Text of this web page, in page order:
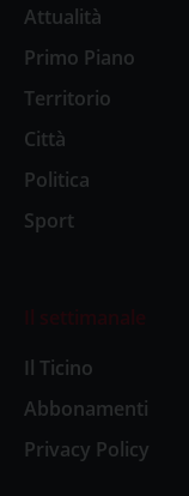
Attualità
Primo Piano
Territorio
Città
Politica
Sport
Il settimanale
Il Ticino
Abbonamenti
Privacy Policy